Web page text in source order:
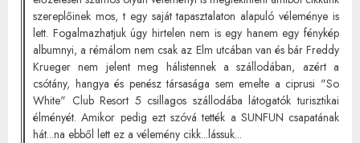
szereplőinek mos, t egy saját tapasztalaton alapuló véleménye is
lett. Fogalmazhatjuk úgy hirtelen nem is egy hanem egy fénykép
albumnyi, a rémálom nem csak az Elm utcában van és bár Freddy
Krueger nem jelent meg hálistennek a szállodában, azért a
csótány, hangya és penész társasága sem emelte a ciprusi "So
White" Club Resort 5 csillagos szállodába látogatók turisztikai
élményét. Amikor pedig ezt szóvá tették a SUNFUN csapatának
hát...na ebből lett ez a vélemény cikk...lássuk...